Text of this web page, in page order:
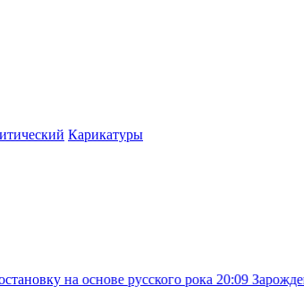
Карикатуры
русского рока20:09Зарождение